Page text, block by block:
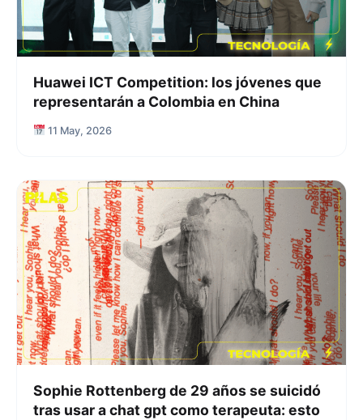
Huawei ICT Competition: los jóvenes que
representarán a Colombia en China
11 May, 2026
Sophie Rottenberg de 29 años se suicidó
tras usar a chat gpt como terapeuta: esto